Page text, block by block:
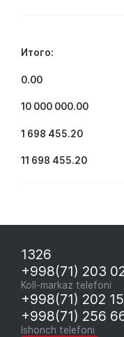
Итого:
0.00
10 000 000.00
1 698 455.20
11 698 455.20
1326
+998(71) 203
Koll-markaz telefoni
+998(71) 202
+998(71) 256
Ishonch telefoni